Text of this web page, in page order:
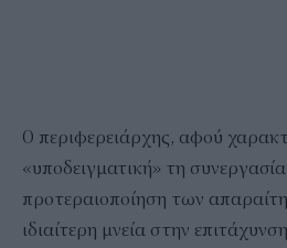
Ο περιφερειάρχης, αφού
«υποδειγματική» τη
προτεραιοποίηση των
ιδιαίτερη μνεία στην